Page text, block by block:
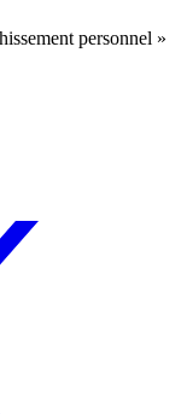
personnel »